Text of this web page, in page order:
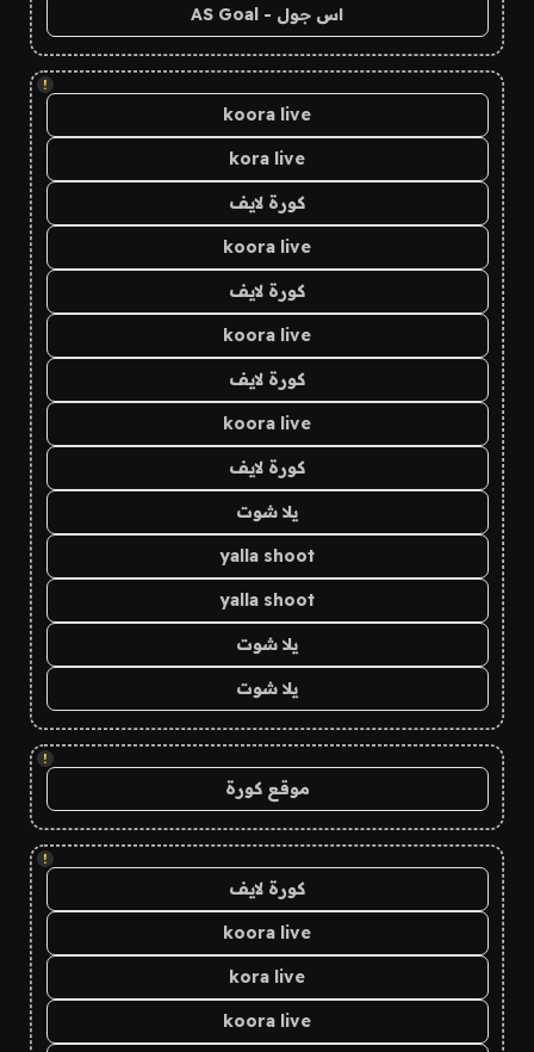
اس جول - AS Goal
!
koora live
kora live
كورة لايف
koora live
كورة لايف
koora live
كورة لايف
koora live
كورة لايف
يلا شوت
yalla shoot
yalla shoot
يلا شوت
يلا شوت
!
موقع كورة
!
كورة لايف
koora live
kora live
koora live